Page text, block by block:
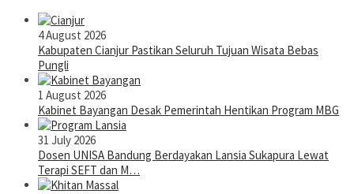
4 August 2026
Kabupaten Cianjur Pastikan Seluruh Tujuan Wisata Bebas
Pungli
1 August 2026
Kabinet Bayangan Desak Pemerintah Hentikan Program MBG
31 July 2026
Dosen UNISA Bandung Berdayakan Lansia Sukapura Lewat
Terapi SEFT dan M…